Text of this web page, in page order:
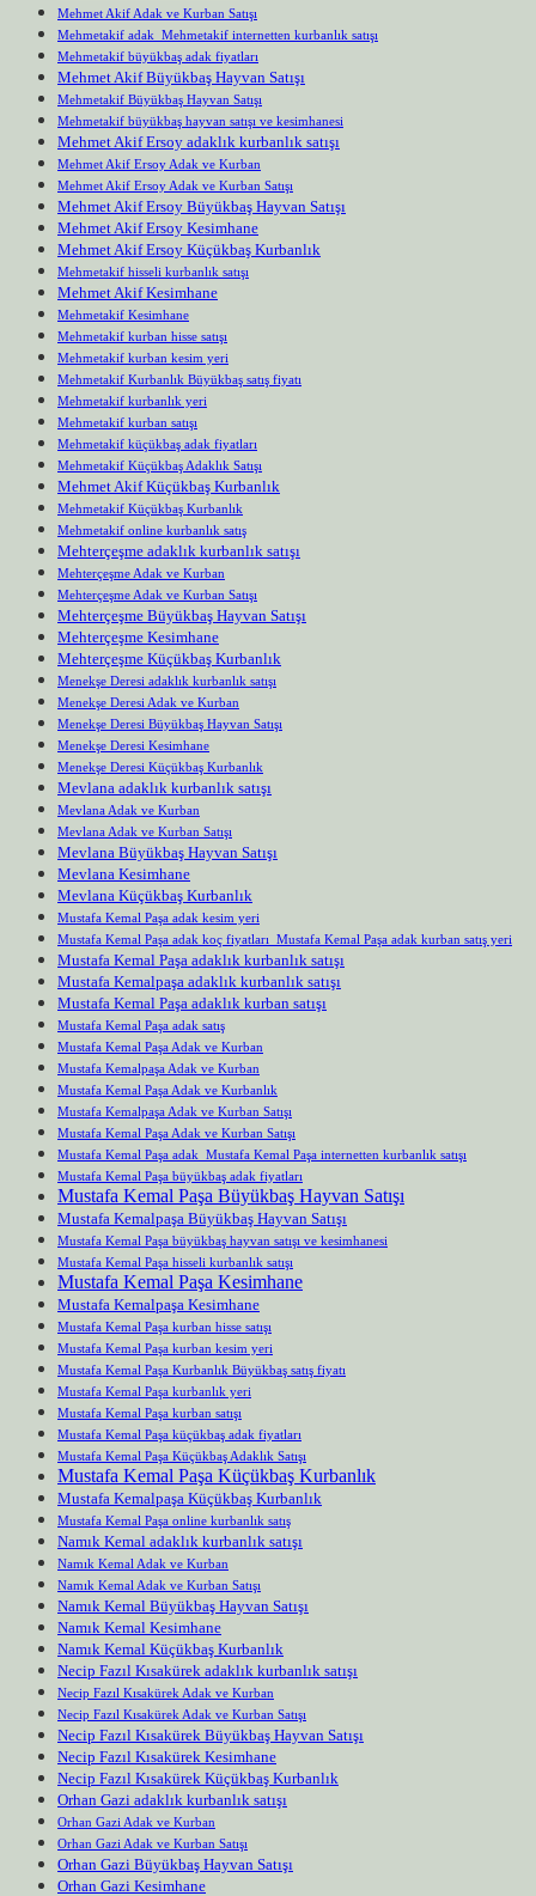
Mehmet Akif Adak ve Kurban Satışı
Mehmetakif adak Mehmetakif internetten kurbanlık satışı
Mehmetakif büyükbaş adak fiyatları
Mehmet Akif Büyükbaş Hayvan Satışı
Mehmetakif Büyükbaş Hayvan Satışı
Mehmetakif büyükbaş hayvan satışı ve kesimhanesi
Mehmet Akif Ersoy adaklık kurbanlık satışı
Mehmet Akif Ersoy Adak ve Kurban
Mehmet Akif Ersoy Adak ve Kurban Satışı
Mehmet Akif Ersoy Büyükbaş Hayvan Satışı
Mehmet Akif Ersoy Kesimhane
Mehmet Akif Ersoy Küçükbaş Kurbanlık
Mehmetakif hisseli kurbanlık satışı
Mehmet Akif Kesimhane
Mehmetakif Kesimhane
Mehmetakif kurban hisse satışı
Mehmetakif kurban kesim yeri
Mehmetakif Kurbanlık Büyükbaş satış fiyatı
Mehmetakif kurbanlık yeri
Mehmetakif kurban satışı
Mehmetakif küçükbaş adak fiyatları
Mehmetakif Küçükbaş Adaklık Satışı
Mehmet Akif Küçükbaş Kurbanlık
Mehmetakif Küçükbaş Kurbanlık
Mehmetakif online kurbanlık satış
Mehterçeşme adaklık kurbanlık satışı
Mehterçeşme Adak ve Kurban
Mehterçeşme Adak ve Kurban Satışı
Mehterçeşme Büyükbaş Hayvan Satışı
Mehterçeşme Kesimhane
Mehterçeşme Küçükbaş Kurbanlık
Menekşe Deresi adaklık kurbanlık satışı
Menekşe Deresi Adak ve Kurban
Menekşe Deresi Büyükbaş Hayvan Satışı
Menekşe Deresi Kesimhane
Menekşe Deresi Küçükbaş Kurbanlık
Mevlana adaklık kurbanlık satışı
Mevlana Adak ve Kurban
Mevlana Adak ve Kurban Satışı
Mevlana Büyükbaş Hayvan Satışı
Mevlana Kesimhane
Mevlana Küçükbaş Kurbanlık
Mustafa Kemal Paşa adak kesim yeri
Mustafa Kemal Paşa adak koç fiyatları Mustafa Kemal Paşa adak kurban satış yeri
Mustafa Kemal Paşa adaklık kurbanlık satışı
Mustafa Kemalpaşa adaklık kurbanlık satışı
Mustafa Kemal Paşa adaklık kurban satışı
Mustafa Kemal Paşa adak satış
Mustafa Kemal Paşa Adak ve Kurban
Mustafa Kemalpaşa Adak ve Kurban
Mustafa Kemal Paşa Adak ve Kurbanlık
Mustafa Kemalpaşa Adak ve Kurban Satışı
Mustafa Kemal Paşa Adak ve Kurban Satışı
Mustafa Kemal Paşa adak Mustafa Kemal Paşa internetten kurbanlık satışı
Mustafa Kemal Paşa büyükbaş adak fiyatları
Mustafa Kemal Paşa Büyükbaş Hayvan Satışı
Mustafa Kemalpaşa Büyükbaş Hayvan Satışı
Mustafa Kemal Paşa büyükbaş hayvan satışı ve kesimhanesi
Mustafa Kemal Paşa hisseli kurbanlık satışı
Mustafa Kemal Paşa Kesimhane
Mustafa Kemalpaşa Kesimhane
Mustafa Kemal Paşa kurban hisse satışı
Mustafa Kemal Paşa kurban kesim yeri
Mustafa Kemal Paşa Kurbanlık Büyükbaş satış fiyatı
Mustafa Kemal Paşa kurbanlık yeri
Mustafa Kemal Paşa kurban satışı
Mustafa Kemal Paşa küçükbaş adak fiyatları
Mustafa Kemal Paşa Küçükbaş Adaklık Satışı
Mustafa Kemal Paşa Küçükbaş Kurbanlık
Mustafa Kemalpaşa Küçükbaş Kurbanlık
Mustafa Kemal Paşa online kurbanlık satış
Namık Kemal adaklık kurbanlık satışı
Namık Kemal Adak ve Kurban
Namık Kemal Adak ve Kurban Satışı
Namık Kemal Büyükbaş Hayvan Satışı
Namık Kemal Kesimhane
Namık Kemal Küçükbaş Kurbanlık
Necip Fazıl Kısakürek adaklık kurbanlık satışı
Necip Fazıl Kısakürek Adak ve Kurban
Necip Fazıl Kısakürek Adak ve Kurban Satışı
Necip Fazıl Kısakürek Büyükbaş Hayvan Satışı
Necip Fazıl Kısakürek Kesimhane
Necip Fazıl Kısakürek Küçükbaş Kurbanlık
Orhan Gazi adaklık kurbanlık satışı
Orhan Gazi Adak ve Kurban
Orhan Gazi Adak ve Kurban Satışı
Orhan Gazi Büyükbaş Hayvan Satışı
Orhan Gazi Kesimhane